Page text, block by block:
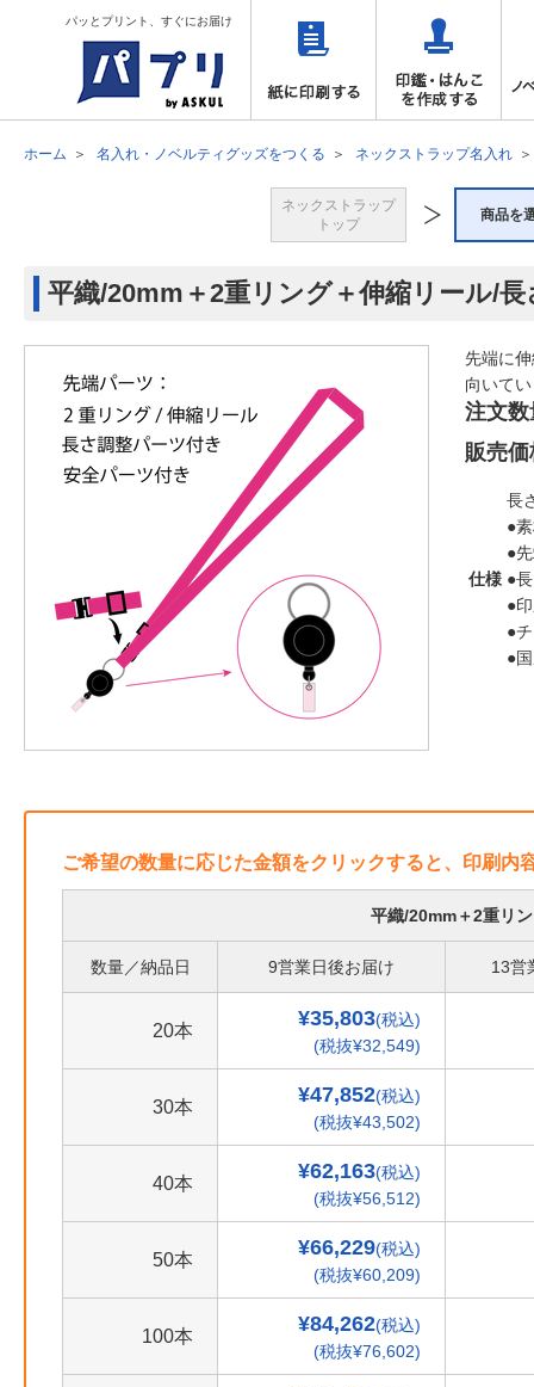
パッとプリント、すぐにお届け
ホーム 名入れ・ノベルティグッズをつくる ネックストラップ名入れ
ネックストラップ
トップ
商品を
平織/20mm＋2重リング＋伸縮リール/
先端に
向いて
注文数
販売価
仕様
長
●
●
●
●
●
●
ご希望の数量に応じた金額をクリックすると、印刷内
平織/20mm＋2重リ
数量／納品日 9営業日後お届け 13営
20本
¥35,803(税込)
(税抜¥32,549)
30本
¥47,852(税込)
(税抜¥43,502)
40本
¥62,163(税込)
(税抜¥56,512)
50本
¥66,229(税込)
(税抜¥60,209)
100本
¥84,262(税込)
(税抜¥76,602)